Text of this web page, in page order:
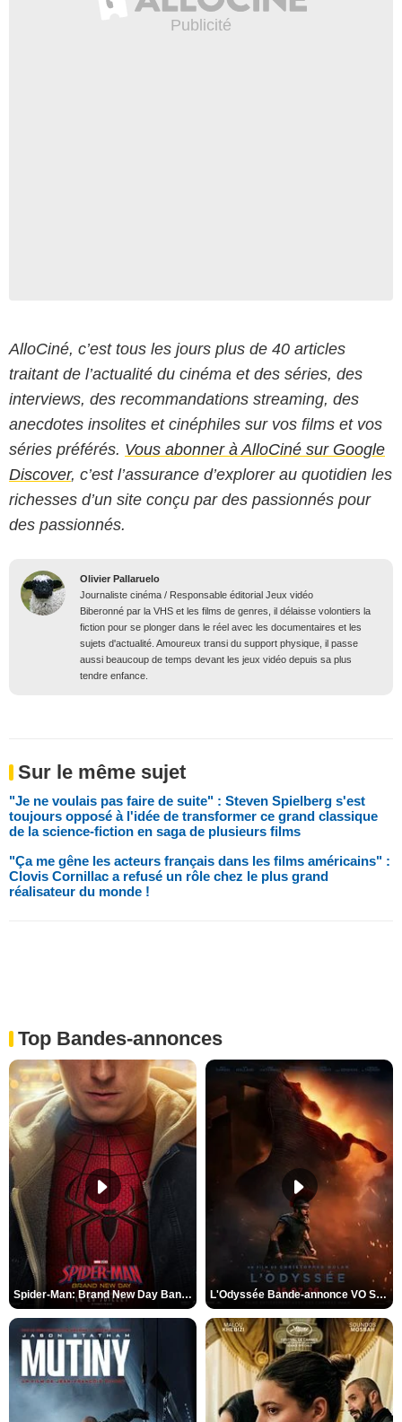
AlloCiné, c’est tous les jours plus de 40 articles
traitant de l’actualité du cinéma et des séries, des
interviews, des recommandations streaming, des
anecdotes insolites et cinéphiles sur vos films et vos
séries préférés. Vous abonner à AlloCiné sur Google
Discover, c’est l’assurance d’explorer au quotidien les
richesses d’un site conçu par des passionnés pour
des passionnés.
Olivier Pallaruelo
Journaliste cinéma / Responsable éditorial Jeux vidéo
Biberonné par la VHS et les films de genres, il délaisse volontiers la
fiction pour se plonger dans le réel avec les documentaires et les
sujets d'actualité. Amoureux transi du support physique, il passe
aussi beaucoup de temps devant les jeux vidéo depuis sa plus
tendre enfance.
Sur le même sujet
"Je ne voulais pas faire de suite" : Steven Spielberg s'est
toujours opposé à l'idée de transformer ce grand classique
de la science-fiction en saga de plusieurs films
"Ça me gêne les acteurs français dans les films américains" :
Clovis Cornillac a refusé un rôle chez le plus grand
réalisateur du monde !
Top Bandes-annonces
Spider-Man: Brand New Day Bande-annonce VO STFR L'Odyssée Bande-annonce VO STFR